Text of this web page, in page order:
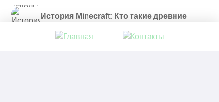
История Minecraft: Кто такие древние